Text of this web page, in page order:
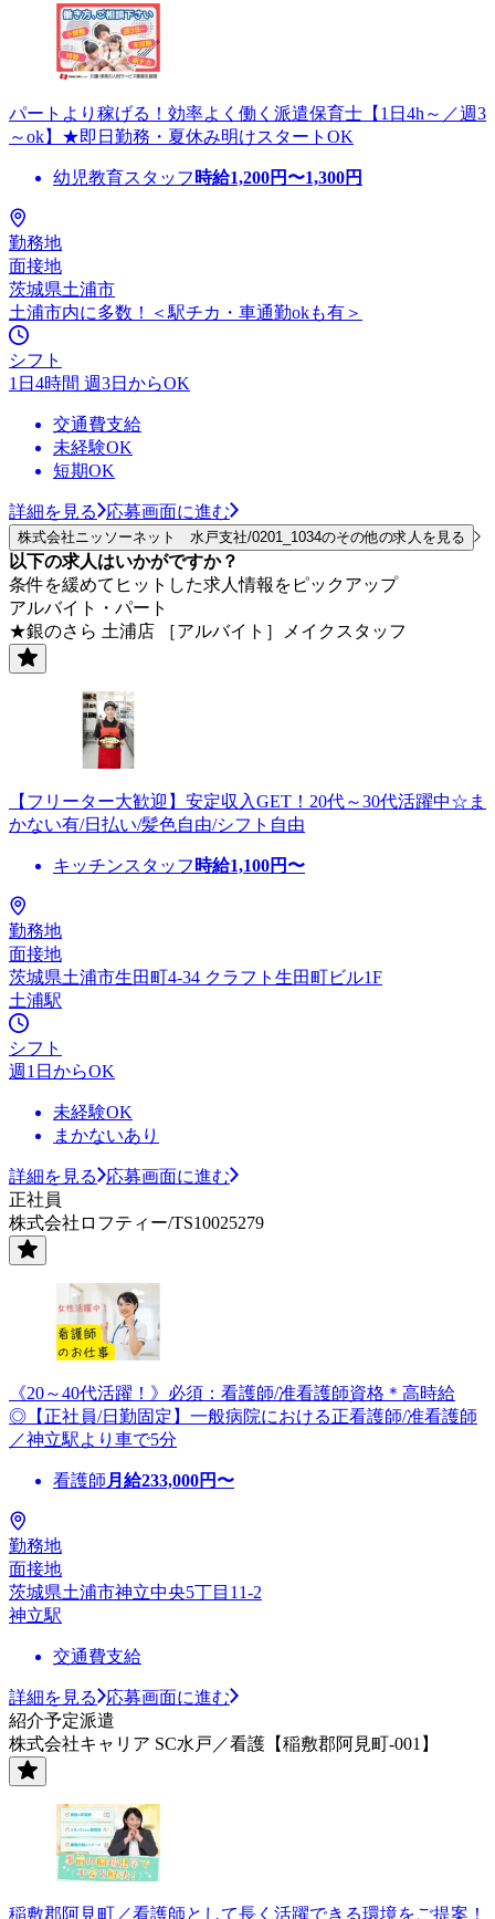
パートより稼げる！効率よく働く派遣保育士【1日4h～／週3
～ok】★即日勤務・夏休み明けスタートOK
幼児教育スタッフ 時給1,200円〜1,300円
勤務地
面接地
茨城県土浦市
土浦市内に多数！＜駅チカ・車通勤okも有＞
シフト
1日4時間 週3日からOK
交通費支給
未経験OK
短期OK
詳細を見る 応募画面に進む
株式会社ニッソーネット 水戸支社/0201_1034のその他の求人を見る
以下の求人はいかがですか？
条件を緩めてヒットした求人情報をピックアップ
アルバイト・パート
★銀のさら 土浦店 ［アルバイト］メイクスタッフ
【フリーター大歓迎】安定収入GET！20代～30代活躍中☆ま
かない有/日払い/髪色自由/シフト自由
キッチンスタッフ 時給1,100円〜
勤務地
面接地
茨城県土浦市生田町4-34 クラフト生田町ビル1F
土浦駅
シフト
週1日からOK
未経験OK
まかないあり
詳細を見る
応募画面に進む
正社員
株式会社ロフティー/TS10025279
《20～40代活躍！》必須：看護師/准看護師資格＊高時給
◎【正社員/日勤固定】一般病院における正看護師/准看護師
／神立駅より車で5分
看護師 月給233,000円〜
勤務地
面接地
茨城県土浦市神立中央5丁目11-2
神立駅
交通費支給
詳細を見る
応募画面に進む
紹介予定派遣
株式会社キャリア SC水戸／看護【稲敷郡阿見町-001】
稲敷郡阿見町／看護師として長く活躍できる環境をご提案！